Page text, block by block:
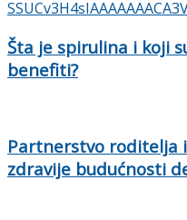
Šta je spirulina i koji
benefiti?
Partnerstvo roditelja
zdravije budućnosti